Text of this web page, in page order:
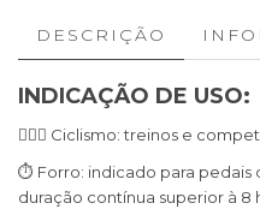
DESCRIÇÃO
INDICAÇÃO DE USO:
🚴🏼‍♀️ Ciclismo: treinos e
⏱️ Forro: indicado para pedais
duração contínua superior à 8